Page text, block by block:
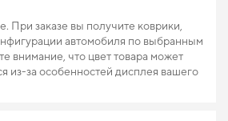
При заказе вы получите коврики,
автомобиля по выбранным
внимание, что цвет товара может
из-за особенностей дисплея вашего